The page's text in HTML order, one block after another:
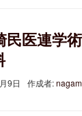
民医連学
9日 作成者: